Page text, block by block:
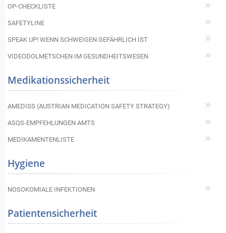
OP-CHECKLISTE
SAFETYLINE
SPEAK UP! WENN SCHWEIGEN GEFÄHRLICH IST
VIDEODOLMETSCHEN IM GESUNDHEITSWESEN
Medikationssicherheit
AMEDISS (AUSTRIAN MEDICATION SAFETY STRATEGY)
ASQS-EMPFEHLUNGEN AMTS
MEDIKAMENTENLISTE
Hygiene
NOSOKOMIALE INFEKTIONEN
Patientensicherheit